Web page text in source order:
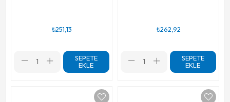
₺251,13
SEPETE
EKLE
₺262,92
SEPETE
EKLE